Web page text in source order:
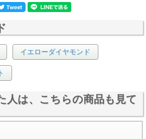
です。
イエローダイヤモンド
人は、こちらの商品も見て